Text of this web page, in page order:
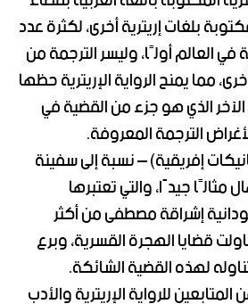
بلغات إريترية أخرى، لكثرة عدد
في العالم أولًا، وليسر الترجمة من
مما يمنح الرواية الإريترية حظها
الذي هو جزء من القضية في
الترجمة المعروفة.
إفريقية) – نسبة إلى سفينة
مثالًا جيدًا، والتي تعتبرها
إشراقة مصطفى من أكثر
قضايا الهجرة القسرية، وبرع
لهذه القضية الشائكة.
للرواية الإريترية والأدب